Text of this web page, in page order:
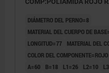
DIÁMETRO DEL PERNO=8
MATERIAL DEL CUERPO DE
LONGITUD=77
MATERIAL DEL
COLOR DEL
A=60
B=18 L1=26 L2=10